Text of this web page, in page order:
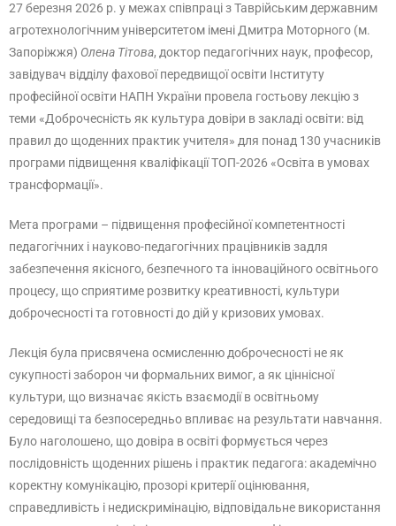
27 березня 2026 р. у межах співпраці з Таврійським державним
агротехнологічним університетом імені Дмитра Моторного (м.
Запоріжжя) Олена Тітова, доктор педагогічних наук, професор,
завідувач відділу фахової передвищої освіти Інституту
професійної освіти НАПН України провела гостьову лекцію з
теми «Доброчесність як культура довіри в закладі освіти: від
правил до щоденних практик учителя» для понад 130 учасників
програми підвищення кваліфікації ТОП-2026 «Освіта в умовах
трансформації».
Мета програми – підвищення професійної компетентності
педагогічних і науково-педагогічних працівників задля
забезпечення якісного, безпечного та інноваційного освітнього
процесу, що сприятиме розвитку креативності, культури
доброчесності та готовності до дій у кризових умовах.
Лекція була присвячена осмисленню доброчесності не як
сукупності заборон чи формальних вимог, а як ціннісної
культури, що визначає якість взаємодії в освітньому
середовищі та безпосередньо впливає на результати навчання.
Було наголошено, що довіра в освіті формується через
послідовність щоденних рішень і практик педагога: академічно
коректну комунікацію, прозорі критерії оцінювання,
справедливість і недискримінацію, відповідальне використання